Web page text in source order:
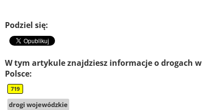
Podziel się:
W tym artykule znajdziesz informacje o drogach w
Polsce:
719
drogi wojewódzkie